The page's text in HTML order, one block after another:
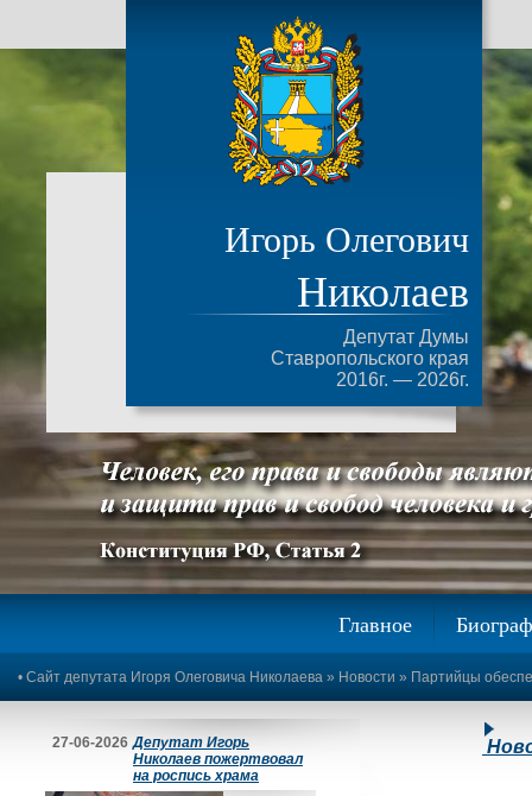
Игорь Олегович
Николаев
Депутат Думы
Ставропольского края
2016г. — 2026г.
Главное
• Сайт депутата Игоря Олеговича Николаева » Новости » Партийцы
27-06-2026 Депутат Игорь
Николаев пожертвовал
на роспись храма